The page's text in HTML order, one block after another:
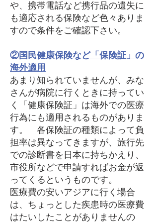
や、携帯電話など携行品の遺失に
も適応される保険など色々ありま
すので条件をご確認下さい。
②国民健康保険など「保険証」の
海外適用
あまり知られていませんが、みな
さんが病院に行くときに持ってい
く「健康保険証」は海外での医療
行為にも適用されるものがありま
す。 各保険証の種類によって負
担率は異なってきますが、旅行先
での診断書を日本に持ちかえり、
市役所などで申請すればお金が返
ってくるというものです。
医療費の安いアジアに行く場合
は、ちょっとした疾患時の医療費
はたいしたことがありませんの